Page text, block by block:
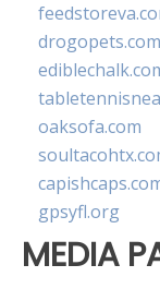
drogopets.com
oaksofa.com
gpsyfl.org
MEDIA